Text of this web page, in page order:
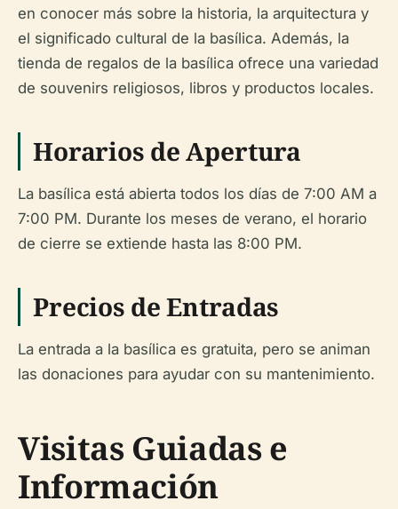
en conocer más sobre la historia, la arquitectura y
el significado cultural de la basílica. Además, la
tienda de regalos de la basílica ofrece una variedad
de souvenirs religiosos, libros y productos locales.
Horarios de Apertura
La basílica está abierta todos los días de 7:00 AM a
7:00 PM. Durante los meses de verano, el horario
de cierre se extiende hasta las 8:00 PM.
Precios de Entradas
La entrada a la basílica es gratuita, pero se animan
las donaciones para ayudar con su mantenimiento.
Visitas Guiadas e
Información